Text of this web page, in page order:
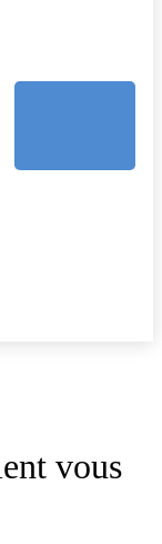
vous